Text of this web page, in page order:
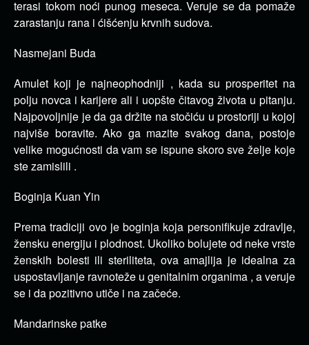
terasi tokom noći punog meseca. Veruje se da pomaže
zarastanju rana i ćišćenju krvnih sudova.
Nasmejani Buda
Amulet koji je najneophodniji , kada su prosperitet na
polju novca i karijere ali i uopšte čitavog života u pitanju.
Najpovoljnije je da ga držite na stočiću u prostoriji u kojoj
najviše boravite. Ako ga mazite svakog dana, postoje
velike mogućnosti da vam se ispune skoro sve želje koje
ste zamislili .
Boginja Kuan Yin
Prema tradiciji ovo je boginja koja personifikuje zdravlje,
žensku energiju i plodnost. Ukoliko bolujete od neke vrste
ženskih bolesti ili steriliteta, ova amajlija je idealna za
uspostavljanje ravnoteže u genitalnim organima , a veruje
se i da pozitivno utiče i na začeće.
Mandarinske patke